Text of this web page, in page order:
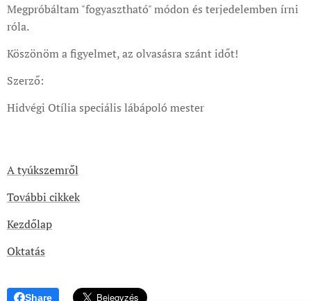
Megpróbáltam "fogyasztható" módon és terjedelemben írni
róla.
Köszönöm a figyelmet, az olvasásra szánt időt!
Szerző:
Hidvégi Otília speciális lábápoló mester
A tyúkszemről
További cikkek
Kezdőlap
Oktatás
Share